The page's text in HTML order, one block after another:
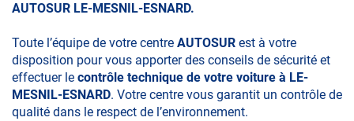
AUTOSUR LE-MESNIL-ESNARD.
Toute l’équipe de votre centre AUTOSUR est à votre
disposition pour vous apporter des conseils de sécurité et
effectuer le contrôle technique de votre voiture à LE-
MESNIL-ESNARD. Votre centre vous garantit un contrôle de
qualité dans le respect de l’environnement.